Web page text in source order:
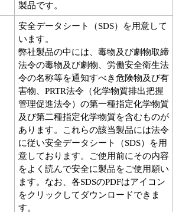
製品です。
安全データシート（SDS）を用意して
います。
弊社製品の中には、毒物及び劇物取締
法令の毒物及び劇物、労働安全衛生法
令の名称等を通知すべき危険物及び有
害物、PRTR法令（化学物質排出把握
管理促進法令）の第一種指定化学物質
及び第二種指定化学物質を含むものが
あります。これらの該当製品には法令
に従い安全データシート（SDS）を用
意しております。ご使用前にその内容
をよく読んで安全に製品をご使用願い
ます。なお、各SDSのPDFはアイコン
をクリックしてダウンロードできま
す。